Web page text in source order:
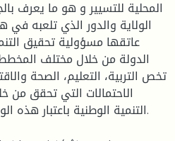
المحلية للتسيير و هو ما يعرف
الولاية والدور الذي تلعبه
عاتقها مسؤولية تحقيق
الدولة من خلال مختلف
تخص التربية، التعليم، الصحة
الاحتمالات التي تحقق من
التنمية الوطنية باعتبار هذه